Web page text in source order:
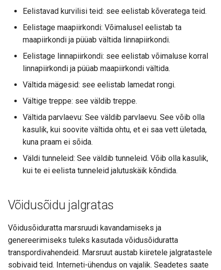
Eelistavad kurvilisi teid: see eelistab kõveratega teid.
Eelistage maapiirkondi: Võimalusel eelistab ta
maapiirkondi ja püüab vältida linnapiirkondi.
Eelistage linnapiirkondi: see eelistab võimaluse korral
linnapiirkondi ja püüab maapiirkondi vältida.
Vältida mägesid: see eelistab lamedat rongi.
Vältige treppe: see väldib treppe.
Vältida parvlaevu: See väldib parvlaevu. See võib olla
kasulik, kui soovite vältida ohtu, et ei saa vett ületada,
kuna praam ei sõida.
Väldi tunneleid: See väldib tunneleid. Võib olla kasulik,
kui te ei eelista tunneleid jalutuskäik kõndida.
Võidusõidu jalgratas
Võidusõiduratta marsruudi kavandamiseks ja
genereerimiseks tuleks kasutada võidusõiduratta
transpordivahendeid. Marsruut austab kiiretele jalgratastele
sobivaid teid. Interneti-ühendus on vajalik. Seadetes saate